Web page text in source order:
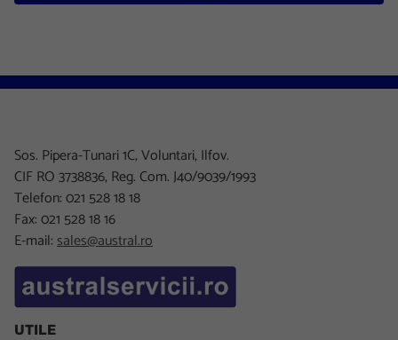
Sos. Pipera-Tunari 1C, Voluntari, Ilfov.
CIF RO 3738836, Reg. Com. J40/9039/1993
Telefon: 021 528 18 18
Fax: 021 528 18 16
E-mail:sales@austral.ro
UTILE